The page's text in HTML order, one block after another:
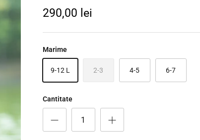
290,00 lei
Marime
9-12 L 2-3 4-5 6-7
Cantitate